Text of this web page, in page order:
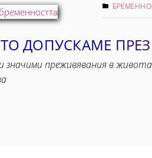
ДОПУСКАМЕ
преживявания в